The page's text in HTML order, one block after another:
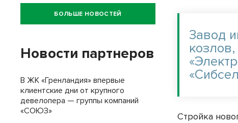
Завод
Стройка
БОЛЬШЕ НОВОСТЕЙ
Новости партнеров
В ЖК «Гренландия» впервые
клиентские дни от крупного
девелопера — группы компаний
«СОЮЗ»